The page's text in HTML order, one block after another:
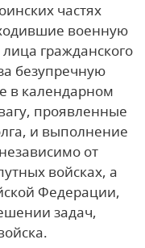
частях
военную
гражданского
безупречную
в календарном
проявленные
и выполнение
от
войсках, а
Федерации,
задач,